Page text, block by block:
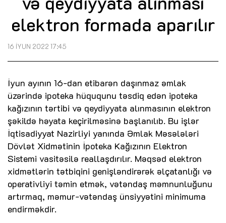
elektron formada aparılır
16 İYUN 2022 17:45
İyun ayının 16-dan etibarən daşınmaz əmlak
üzərində ipoteka hüququnu təsdiq edən ipoteka
kağızının tərtibi və qeydiyyata alınmasının elektron
şəkildə həyata keçirilməsinə başlanılıb. Bu işlər
İqtisadiyyat Nazirliyi yanında Əmlak Məsələləri
Dövlət Xidmətinin İpoteka Kağızının Elektron
Sistemi vasitəsilə reallaşdırılır. Məqsəd elektron
xidmətlərin tətbiqini genişləndirərək əlçatanlığı və
operativliyi təmin etmək, vətəndaş məmnunluğunu
artırmaq, məmur-vətəndaş ünsiyyətini minimuma
endirməkdir.